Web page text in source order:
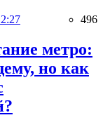
496
метро:
но как